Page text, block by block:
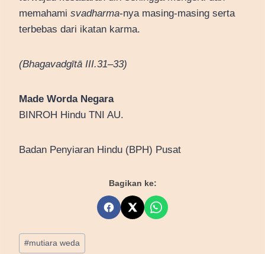
memahami svadharma-nya masing-masing serta
terbebas dari ikatan karma.
(Bhagavadgītā III.31–33)
Made Worda Negara
BINROH Hindu TNI AU.
Badan Penyiaran Hindu (BPH) Pusat
Bagikan ke:
Post
#mutiara weda